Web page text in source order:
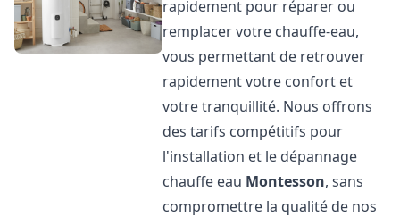
rapidement pour réparer ou
remplacer votre chauffe-eau,
vous permettant de retrouver
rapidement votre confort et
votre tranquillité. Nous offrons
des tarifs compétitifs pour
l'installation et le dépannage
chauffe eau Montesson, sans
compromettre la qualité de nos